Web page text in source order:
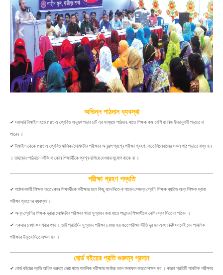
অভিন্ন পাঠদান ব্যবস্থা
✔ সরাসরি টাঙ্গাইল হতে net-এ প্রেরিত অনুরূপ পড়ার চার্ট এর মাধ্যমে পাঠদান, যাতে শিক্ষক কম-বেশি বা নিজ ইচ্ছানুযায়ী পড়াতে না
পারেন ।
✔ টাঙ্গাইল থেকে net-এ প্রেরিত মাসিক/সেমিস্টার পরীক্ষার অনুরূপ প্রশ্নে পরীক্ষা গ্রহণ, যাতে সিলেবাসের সকল পাঠ পড়াতে বাধ্য হন
। তাছাড়াও পাঠদানে ফাঁকি বা কোন শিক্ষার্থীকে প্রশ্ন দাগিয়ে দেওয়ার সুযোগ থাকে না ।
পরীক্ষা গ্রহণ পদ্ধতি
✔ পাঠদানকারী শিক্ষক যাতে কোন শিক্ষার্থীকে পরীক্ষার হলে কিছু বলে দিতে না পারেন সেজন্য শ্রেণি শিক্ষক ব্যতিত অন্য শিক্ষক দ্বারা
পরীক্ষা গ্রহণের ব্যবস্থা ।
✔ অন্য শ্রেণির শিক্ষক দ্বারা সেমিস্টার পরীক্ষার খাতা মূল্যায়ন করা যাতে পছন্দের শিক্ষার্থীকে বেশি নম্বর দিতে না পারেন ।
✔ একবার লেখা = দশবার পড়া । তাই প্রতিদিন মূল্যায়ন পরীক্ষা নেওয়া হয় যাতে পরীক্ষা ভীতি দূর হয় এবং নির্দষ্ট সময়েই যেন পাবলিক
পরীক্ষার উত্তর দিতে সক্ষম হয় ।
বোর্ড বইয়ের প্রতি গুরুত্ব প্রদান
✔ বোর্ড বইয়ের প্রতি অধিক গুরুত্ব দেয়া যাতে পাবলিক পরীক্ষায় সর্বোচ্চ ভাল ফলাফল করতে সক্ষম হয় । কারণ প্রতিটি পাবলিক পরীক্ষায়